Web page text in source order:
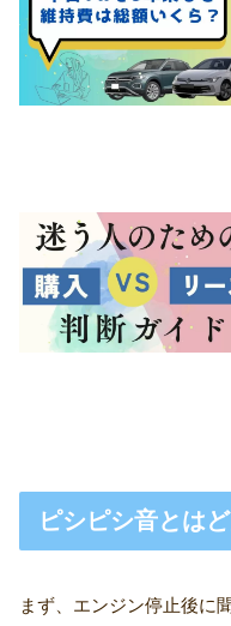
ピシピシ音とは
まず、エンジン停止後に